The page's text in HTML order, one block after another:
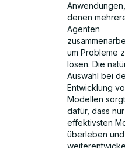
denen
Agenten
um Probleme
lösen. Die
Auswahl bei
Entwicklung
Modellen sorgt
dafür, dass
effektivsten
überleben